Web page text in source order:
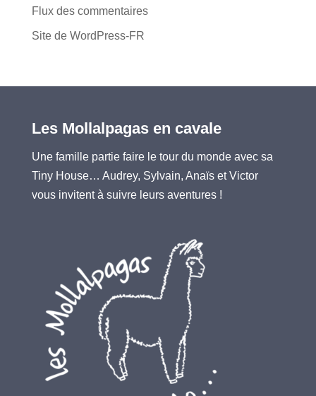
Flux des commentaires
Site de WordPress-FR
Les Mollalpagas en cavale
Une famille partie faire le tour du monde avec sa
Tiny House… Audrey, Sylvain, Anaïs et Victor
vous invitent à suivre leurs aventures !